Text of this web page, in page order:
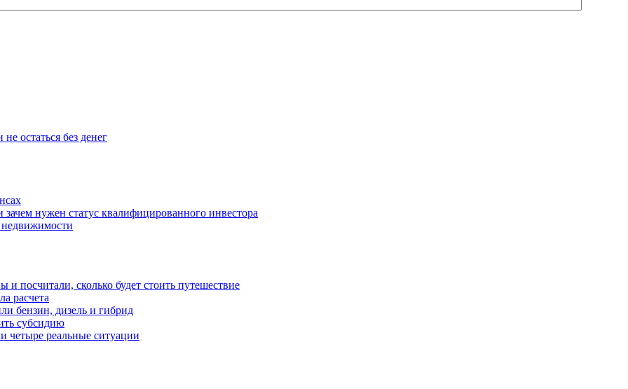
остаться без денег
нужен статус квалифицированного инвестора
посчитали, сколько будет стоить путешествие
расчета
бензин, дизель и гибрид
субсидию
четыре реальные ситуации